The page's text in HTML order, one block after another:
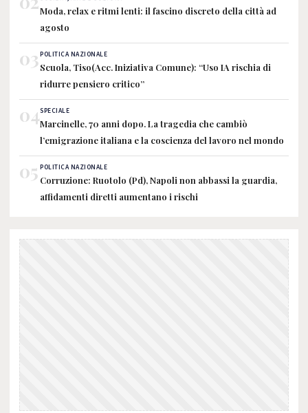
Moda, relax e ritmi lenti: il fascino discreto della città ad
agosto
03POLITICA NAZIONALE
Scuola, Tiso(Acc. Iniziativa Comune): “Uso IA rischia di
ridurre pensiero critico”
04SPECIALE
Marcinelle, 70 anni dopo. La tragedia che cambiò
l’emigrazione italiana e la coscienza del lavoro nel mondo
05 POLITICA NAZIONALE
Corruzione: Ruotolo (Pd), Napoli non abbassi la guardia,
affidamenti diretti aumentano i rischi